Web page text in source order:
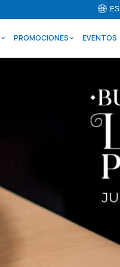
ES
PROMOCIONES EVENTOS